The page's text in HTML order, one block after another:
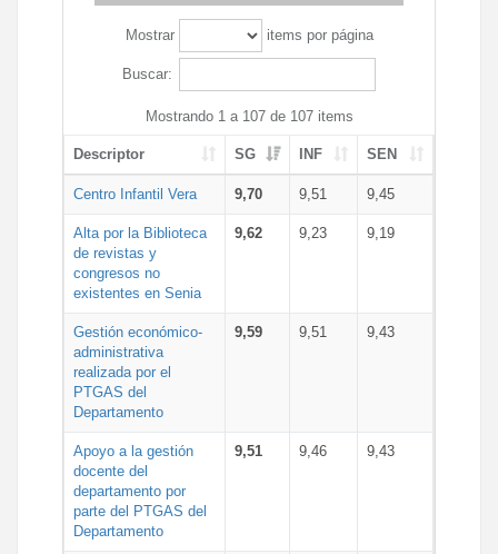
Mostrar items por página
Buscar:
Mostrando 1 a 107 de 107 items
Descriptor SG INF SEN
Centro Infantil Vera 9,70 9,51 9,45
Alta por la Biblioteca
de revistas y
congresos no
existentes en Senia
9,62 9,23 9,19
Gestión económico-
administrativa
realizada por el
PTGAS del
Departamento
9,59 9,51 9,43
Apoyo a la gestión
docente del
departamento por
parte del PTGAS del
Departamento
9,51 9,46 9,43